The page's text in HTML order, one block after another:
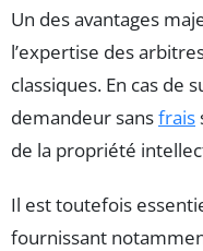
Un des avantages
l’expertise des
classiques. En cas de
demandeur sansfrais
de la propriété
Il est toutefois
fournissant